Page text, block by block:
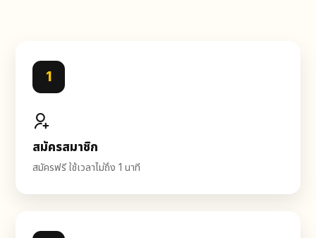
1
สมัครสมาชิก
สมัครฟรี ใช้เวลาไม่ถึง 1 นาที